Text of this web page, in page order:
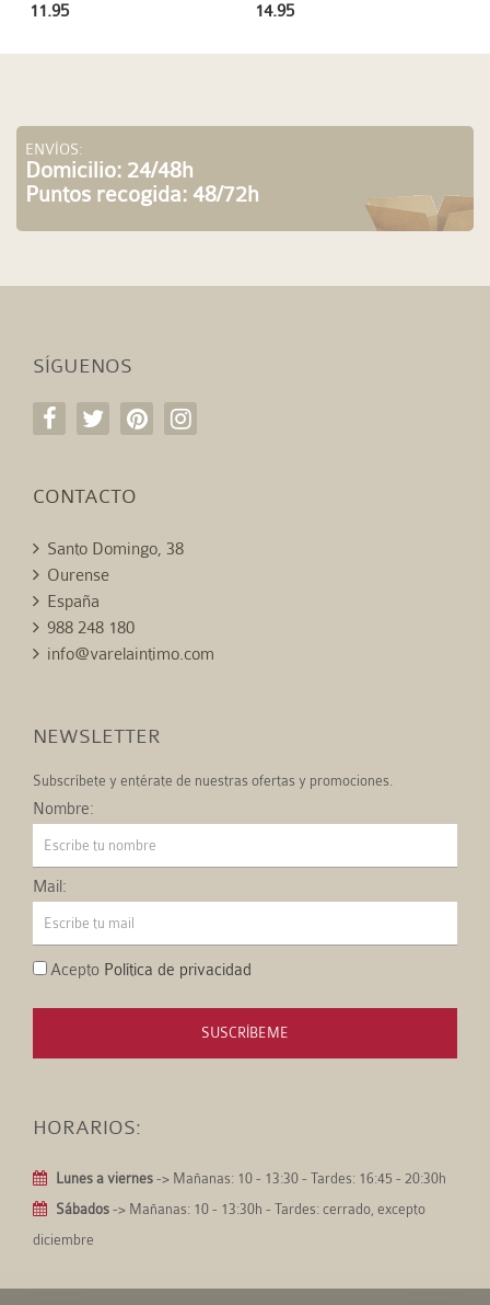
14.95
11.95
ENVÍOS:
Domicilio: 24/48h
Puntos recogida: 48/72h
SÍGUENOS
CONTACTO
Santo Domingo, 38
Ourense
España
988 248 180
info@varelaintimo.com
NEWSLETTER
Subscríbete y entérate de nuestras ofertas y promociones.
Nombre:
Mail:
Acepto Política de privacidad
SUSCRÍBEME
HORARIOS:
Lunes a viernes -> Mañanas: 10 - 13:30 - Tardes: 16:45 - 20:30h
Sábados -> Mañanas: 10 - 13:30h - Tardes: cerrado, excepto
diciembre